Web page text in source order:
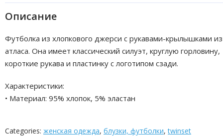
Описание
Футболка из хлопкового джерси с рукавами-крылышками из
атласа. Она имеет классический силуэт, круглую горловину,
короткие рукава и пластинку с логотипом сзади.
Характеристики:
• Материал: 95% хлопок, 5% эластан
Categories: женская одежда, блузки, футболки,twinset